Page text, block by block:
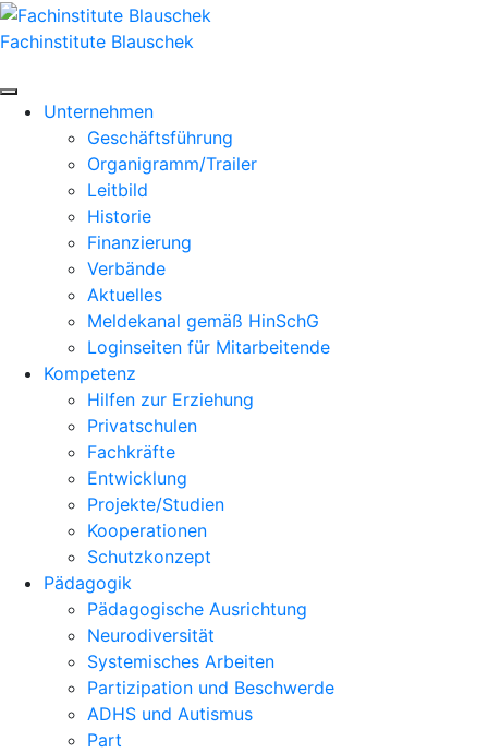
Zum
Inhalt
Fachinstitute Blauschek
Unternehmen
Geschäftsführung
Organigramm/Trailer
Leitbild
Historie
Finanzierung
Verbände
Aktuelles
Meldekanal gemäß HinSchG
Loginseiten für Mitarbeitende
Kompetenz
Hilfen zur Erziehung
Privatschulen
Fachkräfte
Entwicklung
Projekte/Studien
Kooperationen
Schutzkonzept
Pädagogik
Pädagogische Ausrichtung
Neurodiversität
Systemisches Arbeiten
Partizipation und Beschwerde
ADHS und Autismus
Part